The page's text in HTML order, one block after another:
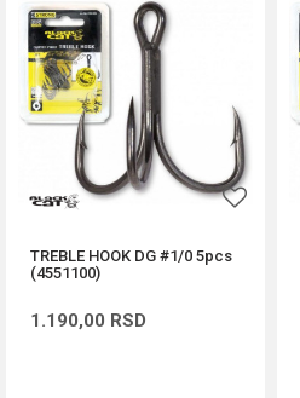
TREBLE HOOK DG #1/0 5pcs
(4551100)
1.190,00 RSD